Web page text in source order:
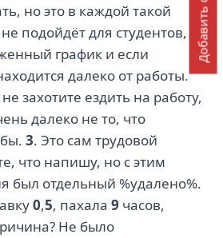
но это в каждой такой
подойдёт для студентов,
график и если
далеко от работы.
захотите ездить на работу,
далеко не то, что
3. Это сам трудовой
что напишу, но с этим
был отдельный %удалено%.
0,5, пахала 9 часов,
Не было